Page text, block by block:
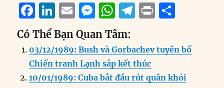
F
a
c
e
b
Li
n
k
e
d
E
m
ai
l
M
e
ss
e
n
W
h
at
s
A
T
e
g
r
P
n
t
a
re
Có Thể Bạn Quan Tâm:
03/12/1989: Bush và Gorbachev tuyên bố
Chiến tranh Lạnh sắp kết thúc
10/01/1989: Cuba bắt đầu rút quân khỏi